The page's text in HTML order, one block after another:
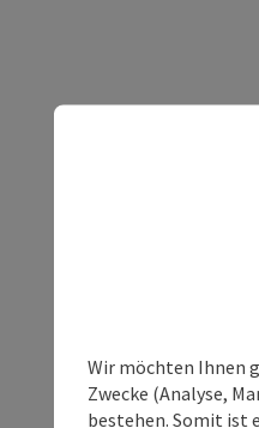
Wir möchten Ihnen
Zwecke (Analyse,
bestehen. Somit ist